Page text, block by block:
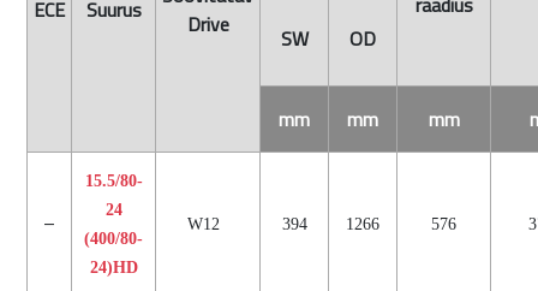
ECE Suurus
Drive
SW
OD
mm mm mm
–
15.5/80-
24
(400/80-
24)HD
W12 394 1266 576